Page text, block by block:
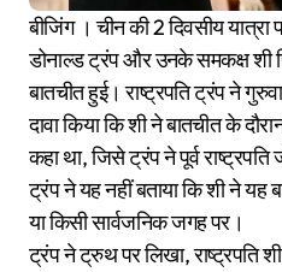
बीजिंग । चीन की 2 दिवसीय यात्रा पर पहुंचे अमेरिकी राष्ट्रपति
डोनाल्ड ट्रंप और उनके समकक्ष शी
बातचीत हुई। राष्ट्रपति ट्रंप ने
दावा किया कि शी ने बातचीत के
कहा था, जिसे ट्रंप ने पूर्व
ट्रंप ने यह नहीं बताया कि शी ने यह
या किसी सार्वजनिक जगह पर।
ट्रंप ने ट्रुथ पर लिखा, राष्ट्रपति